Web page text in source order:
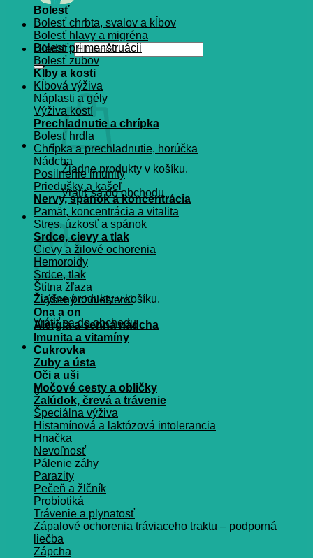
Hľadať:
Žiadne produkty v košíku.
Vrátiť sa do obchodu
Košík
Žiadne produkty v košíku.
Vrátiť sa do obchodu
Bolesť
Bolesť chrbta, svalov a kĺbov
Bolesť hlavy a migréna
Bolesť pri menštruácii
Bolesť zubov
Kĺby a kosti
Kĺbová výživa
Náplasti a gély
Výživa kostí
Prechladnutie a chrípka
Bolesť hrdla
Chrípka a prechladnutie, horúčka
Nádcha
Posilnenie imunity
Priedušky a kašeľ
Nervy, spánok a koncentrácia
Pamät, koncentrácia a vitalita
Stres, úzkosť a spánok
Srdce, cievy a tlak
Cievy a žilové ochorenia
Hemoroidy
Srdce, tlak
Štítna žľaza
Zvýšený cholesterol
Ona a on
Alergia a senná nádcha
Imunita a vitamíny
Cukrovka
Zuby a ústa
Oči a uši
Močové cesty a obličky
Žalúdok, črevá a trávenie
Špeciálna výživa
Histamínová a laktózová intolerancia
Hnačka
Nevoľnosť
Pálenie záhy
Parazity
Pečeň a žlčník
Probiotiká
Trávenie a plynatosť
Zápalové ochorenia tráviaceho traktu – podporná
liečba
Zápcha